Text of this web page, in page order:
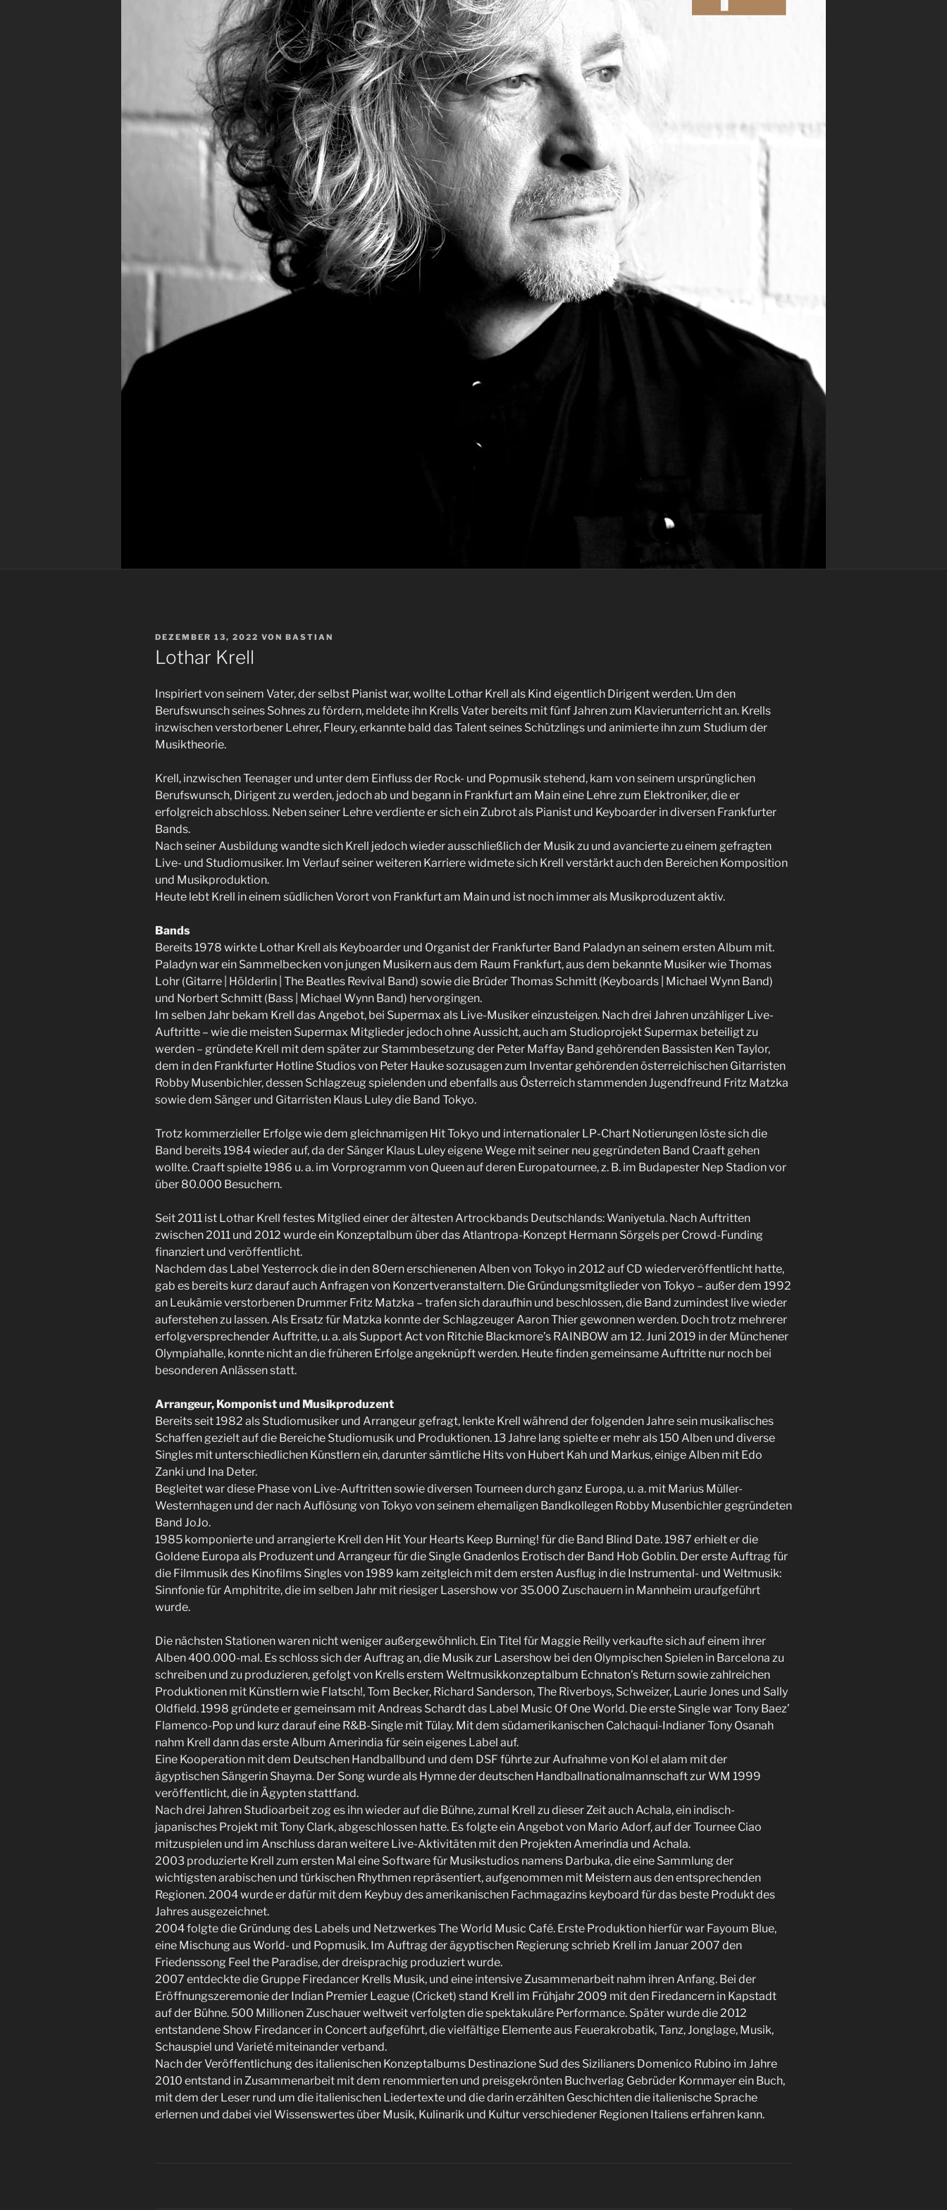
VERÖFFENTLICHT
AM
DEZEMBER 13, 2022 VON BASTIAN
Lothar Krell
Inspiriert von seinem Vater, der selbst Pianist war, wollte Lothar Krell als Kind eigentlich Dirigent werden. Um den
Berufswunsch seines Sohnes zu fördern, meldete ihn Krells Vater bereits mit fünf Jahren zum Klavierunterricht an. Krells
inzwischen verstorbener Lehrer, Fleury, erkannte bald das Talent seines Schützlings und animierte ihn zum Studium der
Musiktheorie.
Krell, inzwischen Teenager und unter dem Einfluss der Rock- und Popmusik stehend, kam von seinem ursprünglichen
Berufswunsch, Dirigent zu werden, jedoch ab und begann in Frankfurt am Main eine Lehre zum Elektroniker, die er
erfolgreich abschloss. Neben seiner Lehre verdiente er sich ein Zubrot als Pianist und Keyboarder in diversen Frankfurter
Bands.
Nach seiner Ausbildung wandte sich Krell jedoch wieder ausschließlich der Musik zu und avancierte zu einem gefragten
Live- und Studiomusiker. Im Verlauf seiner weiteren Karriere widmete sich Krell verstärkt auch den Bereichen Komposition
und Musikproduktion.
Heute lebt Krell in einem südlichen Vorort von Frankfurt am Main und ist noch immer als Musikproduzent aktiv.
Bands
Bereits 1978 wirkte Lothar Krell als Keyboarder und Organist der Frankfurter Band Paladyn an seinem ersten Album mit.
Paladyn war ein Sammelbecken von jungen Musikern aus dem Raum Frankfurt, aus dem bekannte Musiker wie Thomas
Lohr (Gitarre | Hölderlin | The Beatles Revival Band) sowie die Brüder Thomas Schmitt (Keyboards | Michael Wynn Band)
und Norbert Schmitt (Bass | Michael Wynn Band) hervorgingen.
Im selben Jahr bekam Krell das Angebot, bei Supermax als Live-Musiker einzusteigen. Nach drei Jahren unzähliger Live-
Auftritte – wie die meisten Supermax Mitglieder jedoch ohne Aussicht, auch am Studioprojekt Supermax beteiligt zu
werden – gründete Krell mit dem später zur Stammbesetzung der Peter Maffay Band gehörenden Bassisten Ken Taylor,
dem in den Frankfurter Hotline Studios von Peter Hauke sozusagen zum Inventar gehörenden österreichischen Gitarristen
Robby Musenbichler, dessen Schlagzeug spielenden und ebenfalls aus Österreich stammenden Jugendfreund Fritz Matzka
sowie dem Sänger und Gitarristen Klaus Luley die Band Tokyo.
Trotz kommerzieller Erfolge wie dem gleichnamigen Hit Tokyo und internationaler LP-Chart Notierungen löste sich die
Band bereits 1984 wieder auf, da der Sänger Klaus Luley eigene Wege mit seiner neu gegründeten Band Craaft gehen
wollte. Craaft spielte 1986 u. a. im Vorprogramm von Queen auf deren Europatournee, z. B. im Budapester Nep Stadion vor
über 80.000 Besuchern.
Seit 2011 ist Lothar Krell festes Mitglied einer der ältesten Artrockbands Deutschlands: Waniyetula. Nach Auftritten
zwischen 2011 und 2012 wurde ein Konzeptalbum über das Atlantropa-Konzept Hermann Sörgels per Crowd-Funding
finanziert und veröffentlicht.
Nachdem das Label Yesterrock die in den 80ern erschienenen Alben von Tokyo in 2012 auf CD wiederveröffentlicht hatte,
gab es bereits kurz darauf auch Anfragen von Konzertveranstaltern. Die Gründungsmitglieder von Tokyo – außer dem 1992
an Leukämie verstorbenen Drummer Fritz Matzka – trafen sich daraufhin und beschlossen, die Band zumindest live wieder
auferstehen zu lassen. Als Ersatz für Matzka konnte der Schlagzeuger Aaron Thier gewonnen werden. Doch trotz mehrerer
erfolgversprechender Auftritte, u. a. als Support Act von Ritchie Blackmore’s RAINBOW am 12. Juni 2019 in der Münchener
Olympiahalle, konnte nicht an die früheren Erfolge angeknüpft werden. Heute finden gemeinsame Auftritte nur noch bei
besonderen Anlässen statt.
Arrangeur, Komponist und Musikproduzent
Bereits seit 1982 als Studiomusiker und Arrangeur gefragt, lenkte Krell während der folgenden Jahre sein musikalisches
Schaffen gezielt auf die Bereiche Studiomusik und Produktionen. 13 Jahre lang spielte er mehr als 150 Alben und diverse
Singles mit unterschiedlichen Künstlern ein, darunter sämtliche Hits von Hubert Kah und Markus, einige Alben mit Edo
Zanki und Ina Deter.
Begleitet war diese Phase von Live-Auftritten sowie diversen Tourneen durch ganz Europa, u. a. mit Marius Müller-
Westernhagen und der nach Auflösung von Tokyo von seinem ehemaligen Bandkollegen Robby Musenbichler gegründeten
Band JoJo.
1985 komponierte und arrangierte Krell den Hit Your Hearts Keep Burning! für die Band Blind Date. 1987 erhielt er die
Goldene Europa als Produzent und Arrangeur für die Single Gnadenlos Erotisch der Band Hob Goblin. Der erste Auftrag für
die Filmmusik des Kinofilms Singles von 1989 kam zeitgleich mit dem ersten Ausflug in die Instrumental- und Weltmusik:
Sinnfonie für Amphitrite, die im selben Jahr mit riesiger Lasershow vor 35.000 Zuschauern in Mannheim uraufgeführt
wurde.
Die nächsten Stationen waren nicht weniger außergewöhnlich. Ein Titel für Maggie Reilly verkaufte sich auf einem ihrer
Alben 400.000-mal. Es schloss sich der Auftrag an, die Musik zur Lasershow bei den Olympischen Spielen in Barcelona zu
schreiben und zu produzieren, gefolgt von Krells erstem Weltmusikkonzeptalbum Echnaton’s Return sowie zahlreichen
Produktionen mit Künstlern wie Flatsch!, Tom Becker, Richard Sanderson, The Riverboys, Schweizer, Laurie Jones und Sally
Oldfield. 1998 gründete er gemeinsam mit Andreas Schardt das Label Music Of One World. Die erste Single war Tony Baez’
Flamenco-Pop und kurz darauf eine R&B-Single mit Tülay. Mit dem südamerikanischen Calchaqui-Indianer Tony Osanah
nahm Krell dann das erste Album Amerindia für sein eigenes Label auf.
Eine Kooperation mit dem Deutschen Handballbund und dem DSF führte zur Aufnahme von Kol el alam mit der
ägyptischen Sängerin Shayma. Der Song wurde als Hymne der deutschen Handballnationalmannschaft zur WM 1999
veröffentlicht, die in Ägypten stattfand.
Nach drei Jahren Studioarbeit zog es ihn wieder auf die Bühne, zumal Krell zu dieser Zeit auch Achala, ein indisch-
japanisches Projekt mit Tony Clark, abgeschlossen hatte. Es folgte ein Angebot von Mario Adorf, auf der Tournee Ciao
mitzuspielen und im Anschluss daran weitere Live-Aktivitäten mit den Projekten Amerindia und Achala.
2003 produzierte Krell zum ersten Mal eine Software für Musikstudios namens Darbuka, die eine Sammlung der
wichtigsten arabischen und türkischen Rhythmen repräsentiert, aufgenommen mit Meistern aus den entsprechenden
Regionen. 2004 wurde er dafür mit dem Keybuy des amerikanischen Fachmagazins keyboard für das beste Produkt des
Jahres ausgezeichnet.
2004 folgte die Gründung des Labels und Netzwerkes The World Music Café. Erste Produktion hierfür war Fayoum Blue,
eine Mischung aus World- und Popmusik. Im Auftrag der ägyptischen Regierung schrieb Krell im Januar 2007 den
Friedenssong Feel the Paradise, der dreisprachig produziert wurde.
2007 entdeckte die Gruppe Firedancer Krells Musik, und eine intensive Zusammenarbeit nahm ihren Anfang. Bei der
Eröffnungszeremonie der Indian Premier League (Cricket) stand Krell im Frühjahr 2009 mit den Firedancern in Kapstadt
auf der Bühne. 500 Millionen Zuschauer weltweit verfolgten die spektakuläre Performance. Später wurde die 2012
entstandene Show Firedancer in Concert aufgeführt, die vielfältige Elemente aus Feuerakrobatik, Tanz, Jonglage, Musik,
Schauspiel und Varieté miteinander verband.
Nach der Veröffentlichung des italienischen Konzeptalbums Destinazione Sud des Sizilianers Domenico Rubino im Jahre
2010 entstand in Zusammenarbeit mit dem renommierten und preisgekrönten Buchverlag Gebrüder Kornmayer ein Buch,
mit dem der Leser rund um die italienischen Liedertexte und die darin erzählten Geschichten die italienische Sprache
erlernen und dabei viel Wissenswertes über Musik, Kulinarik und Kultur verschiedener Regionen Italiens erfahren kann.